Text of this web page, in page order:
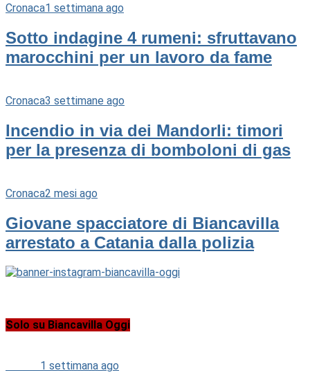
Cronaca1 settimana ago
Sotto indagine 4 rumeni: sfruttavano
marocchini per un lavoro da fame
Cronaca3 settimane ago
Incendio in via dei Mandorli: timori
per la presenza di bomboloni di gas
Cronaca2 mesi ago
Giovane spacciatore di Biancavilla
arrestato a Catania dalla polizia
Solo su Biancavilla Oggi
1 settimana ago